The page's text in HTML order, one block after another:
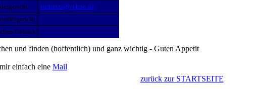
nafranzs@yahoo.de
Gebäck
und finden (hoffentlich) und ganz wichtig - Guten Appetit
einfach eine Mail
zurück zur STARTSEITE